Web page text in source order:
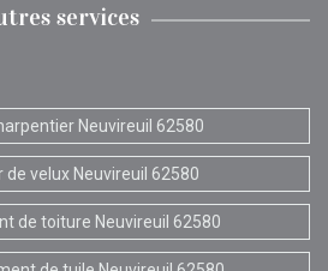
services
Neuvireuil 62580
de velux Neuvireuil 62580
de toiture Neuvireuil 62580